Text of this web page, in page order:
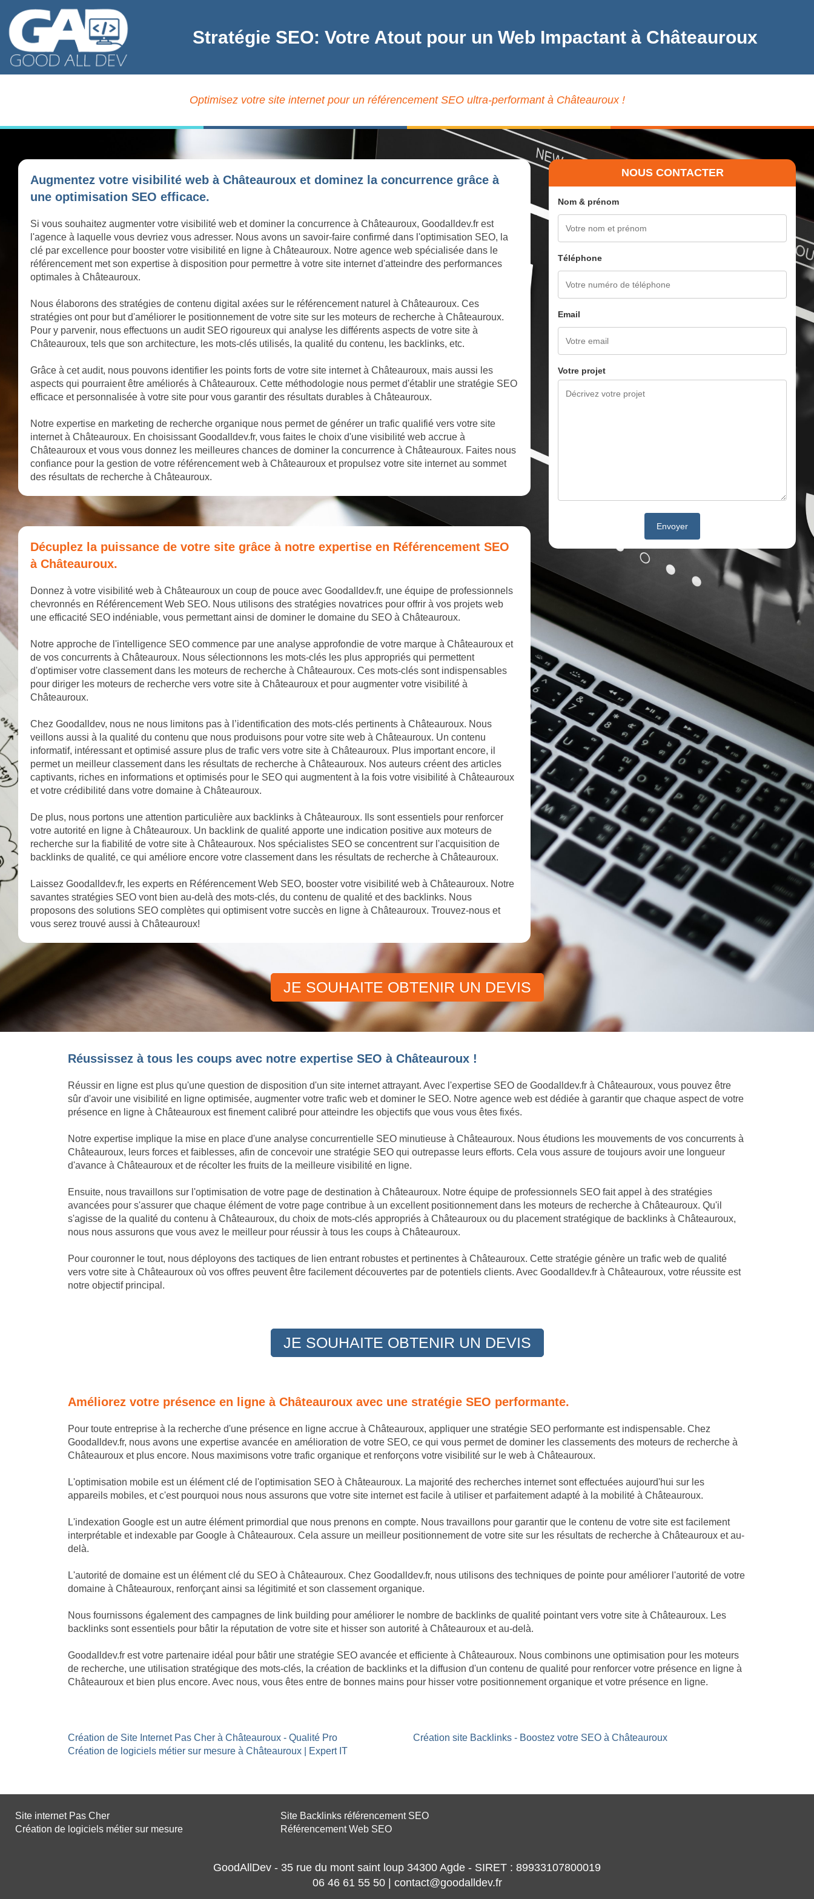
Stratégie SEO: Votre Atout pour un Web Impactant à Châteauroux
Optimisez votre site internet pour un référencement SEO ultra-performant à Châteauroux !
Augmentez votre visibilité web à Châteauroux et dominez la concurrence grâce à
une optimisation SEO efficace.
Si vous souhaitez augmenter votre visibilité web et dominer la concurrence à Châteauroux, Goodalldev.fr est
l'agence à laquelle vous devriez vous adresser. Nous avons un savoir-faire confirmé dans l'optimisation SEO, la
clé par excellence pour booster votre visibilité en ligne à Châteauroux. Notre agence web spécialisée dans le
référencement met son expertise à disposition pour permettre à votre site internet d'atteindre des performances
optimales à Châteauroux.
Nous élaborons des stratégies de contenu digital axées sur le référencement naturel à Châteauroux. Ces
stratégies ont pour but d'améliorer le positionnement de votre site sur les moteurs de recherche à Châteauroux.
Pour y parvenir, nous effectuons un audit SEO rigoureux qui analyse les différents aspects de votre site à
Châteauroux, tels que son architecture, les mots-clés utilisés, la qualité du contenu, les backlinks, etc.
Grâce à cet audit, nous pouvons identifier les points forts de votre site internet à Châteauroux, mais aussi les
aspects qui pourraient être améliorés à Châteauroux. Cette méthodologie nous permet d'établir une stratégie SEO
efficace et personnalisée à votre site pour vous garantir des résultats durables à Châteauroux.
Notre expertise en marketing de recherche organique nous permet de générer un trafic qualifié vers votre site
internet à Châteauroux. En choisissant Goodalldev.fr, vous faites le choix d'une visibilité web accrue à
Châteauroux et vous vous donnez les meilleures chances de dominer la concurrence à Châteauroux. Faites nous
confiance pour la gestion de votre référencement web à Châteauroux et propulsez votre site internet au sommet
des résultats de recherche à Châteauroux.
Décuplez la puissance de votre site grâce à notre expertise en Référencement SEO
à Châteauroux.
Donnez à votre visibilité web à Châteauroux un coup de pouce avec Goodalldev.fr, une équipe de professionnels
chevronnés en Référencement Web SEO. Nous utilisons des stratégies novatrices pour offrir à vos projets web
une efficacité SEO indéniable, vous permettant ainsi de dominer le domaine du SEO à Châteauroux.
Notre approche de l'intelligence SEO commence par une analyse approfondie de votre marque à Châteauroux et
de vos concurrents à Châteauroux. Nous sélectionnons les mots-clés les plus appropriés qui permettent
d'optimiser votre classement dans les moteurs de recherche à Châteauroux. Ces mots-clés sont indispensables
pour diriger les moteurs de recherche vers votre site à Châteauroux et pour augmenter votre visibilité à
Châteauroux.
Chez Goodalldev, nous ne nous limitons pas à l’identification des mots-clés pertinents à Châteauroux. Nous
veillons aussi à la qualité du contenu que nous produisons pour votre site web à Châteauroux. Un contenu
informatif, intéressant et optimisé assure plus de trafic vers votre site à Châteauroux. Plus important encore, il
permet un meilleur classement dans les résultats de recherche à Châteauroux. Nos auteurs créent des articles
captivants, riches en informations et optimisés pour le SEO qui augmentent à la fois votre visibilité à Châteauroux
et votre crédibilité dans votre domaine à Châteauroux.
De plus, nous portons une attention particulière aux backlinks à Châteauroux. Ils sont essentiels pour renforcer
votre autorité en ligne à Châteauroux. Un backlink de qualité apporte une indication positive aux moteurs de
recherche sur la fiabilité de votre site à Châteauroux. Nos spécialistes SEO se concentrent sur l'acquisition de
backlinks de qualité, ce qui améliore encore votre classement dans les résultats de recherche à Châteauroux.
Laissez Goodalldev.fr, les experts en Référencement Web SEO, booster votre visibilité web à Châteauroux. Notre
savantes stratégies SEO vont bien au-delà des mots-clés, du contenu de qualité et des backlinks. Nous
proposons des solutions SEO complètes qui optimisent votre succès en ligne à Châteauroux. Trouvez-nous et
vous serez trouvé aussi à Châteauroux!
NOUS CONTACTER
Nom & prénom
Téléphone
Email
Votre projet
JE SOUHAITE OBTENIR UN DEVIS
Réussissez à tous les coups avec notre expertise SEO à Châteauroux !
Réussir en ligne est plus qu'une question de disposition d'un site internet attrayant. Avec l'expertise SEO de Goodalldev.fr à Châteauroux, vous pouvez être
sûr d'avoir une visibilité en ligne optimisée, augmenter votre trafic web et dominer le SEO. Notre agence web est dédiée à garantir que chaque aspect de votre
présence en ligne à Châteauroux est finement calibré pour atteindre les objectifs que vous vous êtes fixés.
Notre expertise implique la mise en place d'une analyse concurrentielle SEO minutieuse à Châteauroux. Nous étudions les mouvements de vos concurrents à
Châteauroux, leurs forces et faiblesses, afin de concevoir une stratégie SEO qui outrepasse leurs efforts. Cela vous assure de toujours avoir une longueur
d'avance à Châteauroux et de récolter les fruits de la meilleure visibilité en ligne.
Ensuite, nous travaillons sur l'optimisation de votre page de destination à Châteauroux. Notre équipe de professionnels SEO fait appel à des stratégies
avancées pour s'assurer que chaque élément de votre page contribue à un excellent positionnement dans les moteurs de recherche à Châteauroux. Qu'il
s'agisse de la qualité du contenu à Châteauroux, du choix de mots-clés appropriés à Châteauroux ou du placement stratégique de backlinks à Châteauroux,
nous nous assurons que vous avez le meilleur pour réussir à tous les coups à Châteauroux.
Pour couronner le tout, nous déployons des tactiques de lien entrant robustes et pertinentes à Châteauroux. Cette stratégie génère un trafic web de qualité
vers votre site à Châteauroux où vos offres peuvent être facilement découvertes par de potentiels clients. Avec Goodalldev.fr à Châteauroux, votre réussite est
notre objectif principal.
JE SOUHAITE OBTENIR UN DEVIS
Améliorez votre présence en ligne à Châteauroux avec une stratégie SEO performante.
Pour toute entreprise à la recherche d'une présence en ligne accrue à Châteauroux, appliquer une stratégie SEO performante est indispensable. Chez
Goodalldev.fr, nous avons une expertise avancée en amélioration de votre SEO, ce qui vous permet de dominer les classements des moteurs de recherche à
Châteauroux et plus encore. Nous maximisons votre trafic organique et renforçons votre visibilité sur le web à Châteauroux.
L'optimisation mobile est un élément clé de l'optimisation SEO à Châteauroux. La majorité des recherches internet sont effectuées aujourd'hui sur les
appareils mobiles, et c'est pourquoi nous nous assurons que votre site internet est facile à utiliser et parfaitement adapté à la mobilité à Châteauroux.
L'indexation Google est un autre élément primordial que nous prenons en compte. Nous travaillons pour garantir que le contenu de votre site est facilement
interprétable et indexable par Google à Châteauroux. Cela assure un meilleur positionnement de votre site sur les résultats de recherche à Châteauroux et au-
delà.
L'autorité de domaine est un élément clé du SEO à Châteauroux. Chez Goodalldev.fr, nous utilisons des techniques de pointe pour améliorer l'autorité de votre
domaine à Châteauroux, renforçant ainsi sa légitimité et son classement organique.
Nous fournissons également des campagnes de link building pour améliorer le nombre de backlinks de qualité pointant vers votre site à Châteauroux. Les
backlinks sont essentiels pour bâtir la réputation de votre site et hisser son autorité à Châteauroux et au-delà.
Goodalldev.fr est votre partenaire idéal pour bâtir une stratégie SEO avancée et efficiente à Châteauroux. Nous combinons une optimisation pour les moteurs
de recherche, une utilisation stratégique des mots-clés, la création de backlinks et la diffusion d'un contenu de qualité pour renforcer votre présence en ligne à
Châteauroux et bien plus encore. Avec nous, vous êtes entre de bonnes mains pour hisser votre positionnement organique et votre présence en ligne.
Création de Site Internet Pas Cher à Châteauroux - Qualité Pro
Création de logiciels métier sur mesure à Châteauroux | Expert IT
Création site Backlinks - Boostez votre SEO à Châteauroux
Site internet Pas Cher
Création de logiciels métier sur mesure
Site Backlinks référencement SEO
Référencement Web SEO
GoodAllDev - 35 rue du mont saint loup 34300 Agde - SIRET : 89933107800019
06 46 61 55 50 | contact@goodalldev.fr